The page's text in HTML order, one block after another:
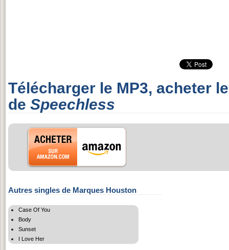
Télécharger le MP3, acheter
de Speechless
Autres singles de Marques Houston
Case Of You
Body
Sunset
I Love Her